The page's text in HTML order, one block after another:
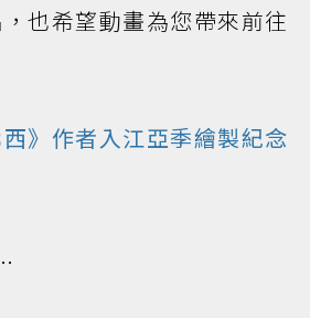
也希望動畫為您帶來前往
西》作者入江亞季繪製紀念